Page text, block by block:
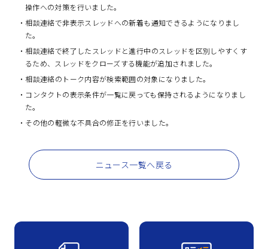
操作への対策を行いました。
相談連絡で非表示スレッドへの新着も通知できるようになりまし
た。
相談連絡で終了したスレッドと進行中のスレッドを区別しやすくす
るため、スレッドをクローズする機能が追加されました。
相談連絡のトーク内容が検索範囲の対象になりました。
コンタクトの表示条件が一覧に戻っても保持されるようになりまし
た。
その他の軽微な不具合の修正を行いました。
ニュース一覧へ戻る